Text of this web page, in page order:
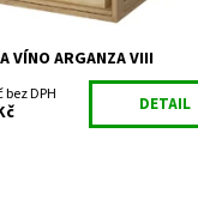
VÍNO ARGANZA VIII
bez DPH DETAIL